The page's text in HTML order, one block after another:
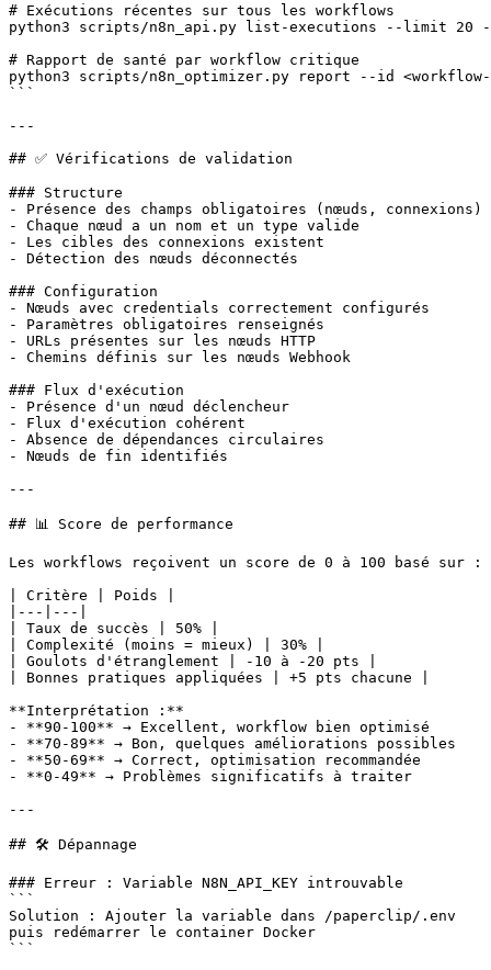
# Exécutions récentes sur tous les workflows
python3 scripts/n8n_api.py list-executions --limit 20
# Rapport de santé par workflow critique
python3 scripts/n8n_optimizer.py report --id
```
---
## ✅ Vérifications de validation
### Structure
- Présence des champs obligatoires (nœuds, connexions)
- Chaque nœud a un nom et un type valide
- Les cibles des connexions existent
- Détection des nœuds déconnectés
### Configuration
- Nœuds avec credentials correctement configurés
- Paramètres obligatoires renseignés
- URLs présentes sur les nœuds HTTP
- Chemins définis sur les nœuds Webhook
### Flux d'exécution
- Présence d'un nœud déclencheur
- Flux d'exécution cohérent
- Absence de dépendances circulaires
- Nœuds de fin identifiés
---
## 📊 Score de performance
Les workflows reçoivent un score de 0 à 100 basé sur :
| Critère | Poids |
|---|---|
| Taux de succès | 50% |
| Complexité (moins = mieux) | 30% |
| Goulots d'étranglement | -10 à -20 pts |
| Bonnes pratiques appliquées | +5 pts chacune |
**Interprétation :**
- **90-100** → Excellent, workflow bien optimisé
- **70-89** → Bon, quelques améliorations possibles
- **50-69** → Correct, optimisation recommandée
- **0-49** → Problèmes significatifs à traiter
---
## 🛠️ Dépannage
### Erreur : Variable N8N_API_KEY introuvable
```
Solution : Ajouter la variable dans /paperclip/.env
puis redémarrer le container Docker
```